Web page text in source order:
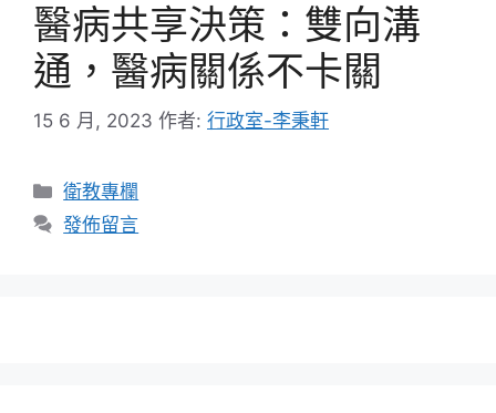
醫病共享決策：雙向溝
通，醫病關係不卡關
15 6 月, 2023 作者: 行政室-李秉軒
分
類
衛教專欄
發佈留言